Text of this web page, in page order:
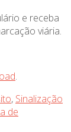
e receba
viária.
.
, Sinalização
de